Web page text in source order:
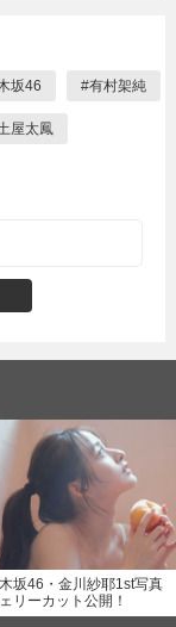
坂46 #有村架純
屋太鳳
木坂46・金川紗耶1st写真
リーカット公開！